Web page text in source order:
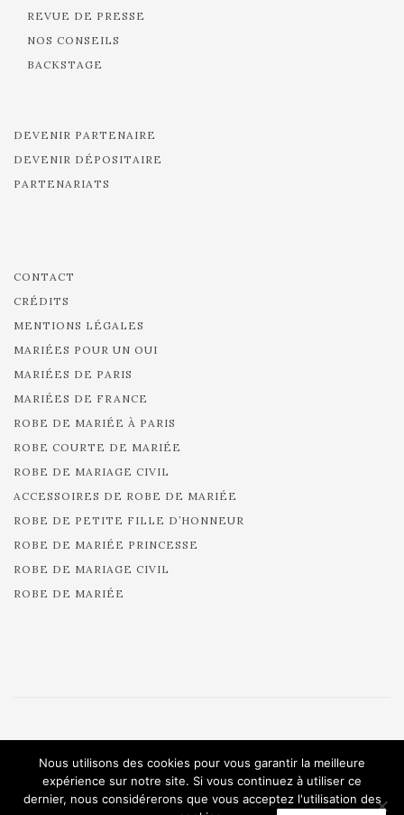
REVUE DE PRESSE
NOS CONSEILS
BACKSTAGE
DEVENIR PARTENAIRE
DEVENIR DÉPOSITAIRE
PARTENARIATS
CONTACT
CRÉDITS
MENTIONS LÉGALES
MARIÉES POUR UN OUI
MARIÉES DE PARIS
MARIÉES DE FRANCE
ROBE DE MARIÉE À PARIS
ROBE COURTE DE MARIÉE
ROBE DE MARIAGE CIVIL
ACCESSOIRES DE ROBE DE MARIÉE
ROBE DE PETITE FILLE D’HONNEUR
ROBE DE MARIÉE PRINCESSE
ROBE DE MARIAGE CIVIL
ROBE DE MARIÉE
All rights reserved.
Nous utilisons des cookies pour vous garantir la meilleure
expérience sur notre site. Si vous continuez à utiliser ce
dernier, nous considérerons que vous acceptez l'utilisation des